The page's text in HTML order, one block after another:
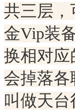
共三层，
金Vip装
换相对应
会掉落
叫做天